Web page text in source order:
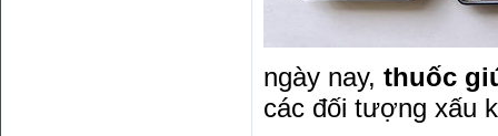
ngày nay, thuốc
các đối tượng xấu